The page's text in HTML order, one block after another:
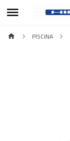
PISCINA